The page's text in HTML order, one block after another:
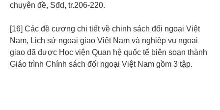
chuyên đề, Sđd, tr.206-220.
[16] Các đề cương chi tiết về chinh sách đối ngoại Việt
Nam, Lịch sử ngoại giao Việt Nam và nghiệp vụ ngoại
giao đã được Học viện Quan hệ quốc tế biên soạn thành
Giáo trình Chính sách đối ngoại Việt Nam gồm 3 tập.